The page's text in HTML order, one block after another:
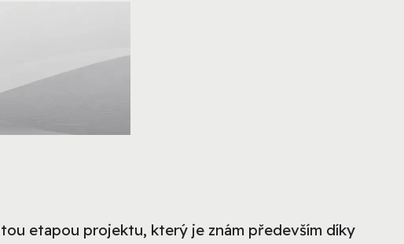
etapou projektu, který je znám především díky